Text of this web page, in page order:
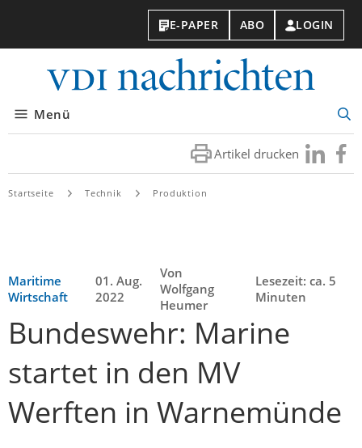
E-PAPER ABO LOGIN
Menü
Artikel drucken Besuchen
Sie
Sie
Startseite Technik Produktion
Maritime
Wirtschaft
01. Aug.
2022
Von
Wolfgang
Heumer
Lesezeit: ca. 5
Minuten
Bundeswehr: Marine
startet in den MV
Werften in Warnemünde